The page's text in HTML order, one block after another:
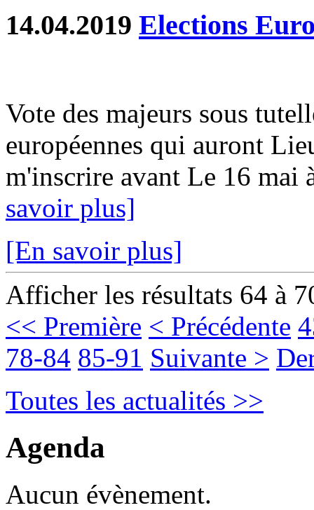
14.04.2019 Elections
Vote des majeurs sous
européennes qui auront
m'inscrire avant Le 16
savoir plus]
[En savoir plus]
Afficher les résultats 64 à
<< Première < Précédente
78-84 85-91 Suivante >
Toutes les actualités >>
Agenda
Aucun évènement.